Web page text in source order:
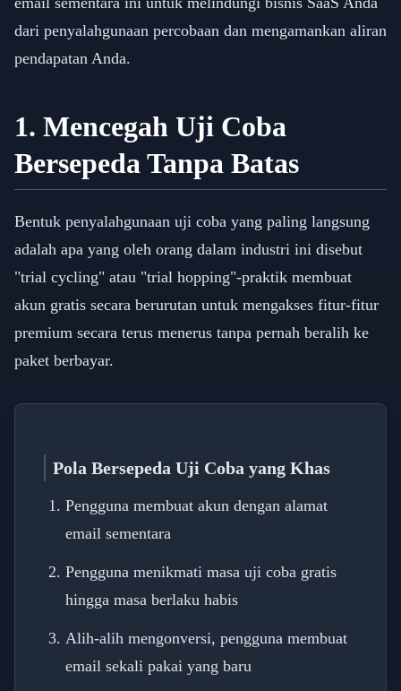
dari penyalahgunaan percobaan dan mengamankan aliran
pendapatan Anda.
1. Mencegah Uji Coba
Bersepeda Tanpa Batas
Bentuk penyalahgunaan uji coba yang paling langsung
adalah apa yang oleh orang dalam industri ini disebut
"trial cycling" atau "trial hopping"-praktik membuat
akun gratis secara berurutan untuk mengakses fitur-fitur
premium secara terus menerus tanpa pernah beralih ke
paket berbayar.
Pola Bersepeda Uji Coba yang Khas
Pengguna membuat akun dengan alamat
email sementara
Pengguna menikmati masa uji coba gratis
hingga masa berlaku habis
Alih-alih mengonversi, pengguna membuat
email sekali pakai yang baru